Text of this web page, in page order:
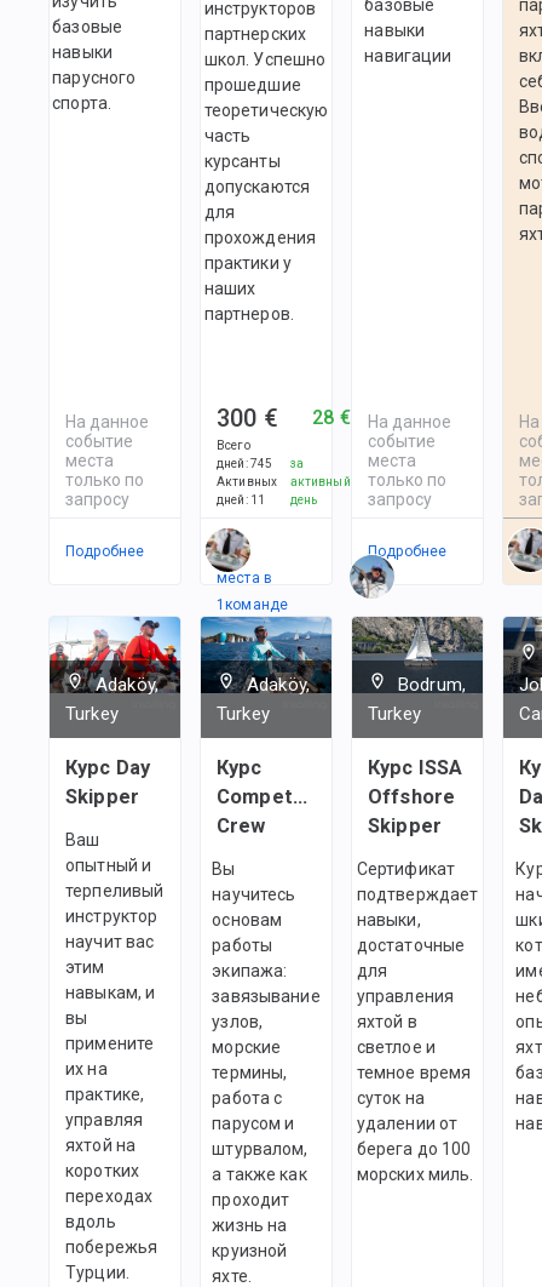
базовые
навыки
парусного
спорта.
На данное
событие
места
только по
запросу
Подробнее
инструкторов
партнерских
школ. Успешно
прошедшие
теоретическую
часть
курсанты
допускаются
для
прохождения
практики у
наших
партнеров.
300 €
Всего
дней:745
Активных
дней: 11
28 €
за
активный
день
Есть
места в
1командe
базовые
навыки
навигации
На данное
событие
места
только по
запросу
Подробнее
Adaköy,
Turkey
Курс Day
Skipper
Ваш
опытный и
терпеливый
инструктор
научит вас
этим
навыкам, и
вы
примените
их на
практике,
управляя
яхтой на
коротких
переходах
вдоль
побережья
Турции.
Adaköy,
Turkey
Курс
Competent
Crew
Вы
научитесь
основам
работы
экипажа:
завязывание
узлов,
морские
термины,
работа с
парусом и
штурвалом,
а также как
проходит
жизнь на
круизной
яхте.
Bodrum,
Turkey
Курс ISSA
Offshore
Skipper
Сертификат
подтверждает
навыки,
достаточные
для
управления
яхтой в
светлое и
темное время
суток на
удалении от
берега до 100
морских миль.